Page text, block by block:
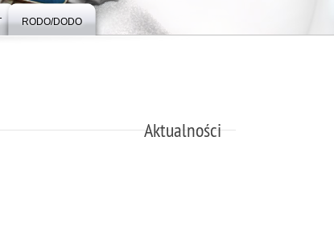
RODO/DODO
Aktualności